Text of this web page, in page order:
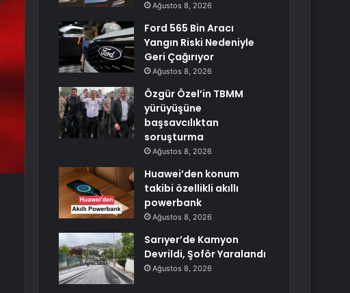
Ağustos 8, 2026
Ford 565 Bin Aracı
Yangın Riski Nedeniyle
Geri Çağırıyor
Ağustos 8, 2026
Özgür Özel’in TBMM
yürüyüşüne
başsavcılıktan
soruşturma
Ağustos 8, 2026
Huawei’den konum
takibi özellikli akıllı
powerbank
Ağustos 8, 2026
Sarıyer’de Kamyon
Devrildi, Şoför Yaralandı
Ağustos 8, 2026